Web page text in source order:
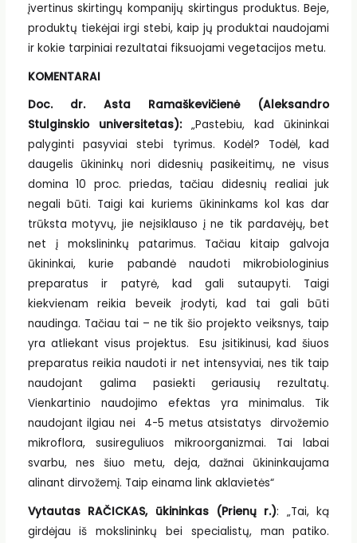
įvertinus skirtingų kompanijų skirtingus produktus. Beje,
produktų tiekėjai irgi stebi, kaip jų produktai naudojami
ir kokie tarpiniai rezultatai fiksuojami vegetacijos metu.
KOMENTARAI
Doc. dr. Asta Ramaškevičienė (Aleksandro
Stulginskio universitetas): „Pastebiu, kad ūkininkai
palyginti pasyviai stebi tyrimus. Kodėl? Todėl, kad
daugelis ūkininkų nori didesnių pasikeitimų, ne visus
domina 10 proc. priedas, tačiau didesnių realiai juk
negali būti. Taigi kai kuriems ūkininkams kol kas dar
trūksta motyvų, jie neįsiklauso į ne tik pardavėjų, bet
net į mokslininkų patarimus. Tačiau kitaip galvoja
ūkininkai, kurie pabandė naudoti mikrobiologinius
preparatus ir patyrė, kad gali sutaupyti. Taigi
kiekvienam reikia beveik įrodyti, kad tai gali būti
naudinga. Tačiau tai – ne tik šio projekto veiksnys, taip
yra atliekant visus projektus. Esu įsitikinusi, kad šiuos
preparatus reikia naudoti ir net intensyviai, nes tik taip
naudojant galima pasiekti geriausių rezultatų.
Vienkartinio naudojimo efektas yra minimalus. Tik
naudojant ilgiau nei 4-5 metus atsistatys dirvožemio
mikroflora, susireguliuos mikroorganizmai. Tai labai
svarbu, nes šiuo metu, deja, dažnai ūkininkaujama
alinant dirvožemį. Taip einama link aklavietės“
Vytautas RAČICKAS, ūkininkas (Prienų r.): „Tai, ką
girdėjau iš mokslininkų bei specialistų, man patiko.